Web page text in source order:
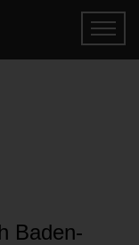
Baden-